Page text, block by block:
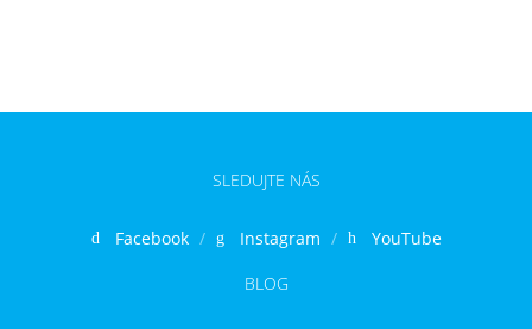
SLEDUJTE NÁS
Facebook Instagram
YouTube
BLOG